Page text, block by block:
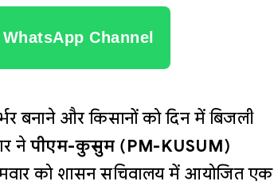
Channel
बनाने और किसानों को दिन में बिजली
नेपीएम-कुसुम (PM-KUSUM)
को शासन सचिवालय में आयोजित एक